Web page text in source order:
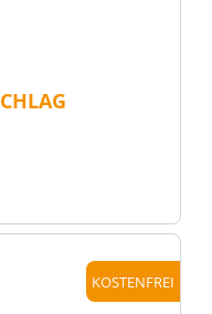
KOSTENFREI